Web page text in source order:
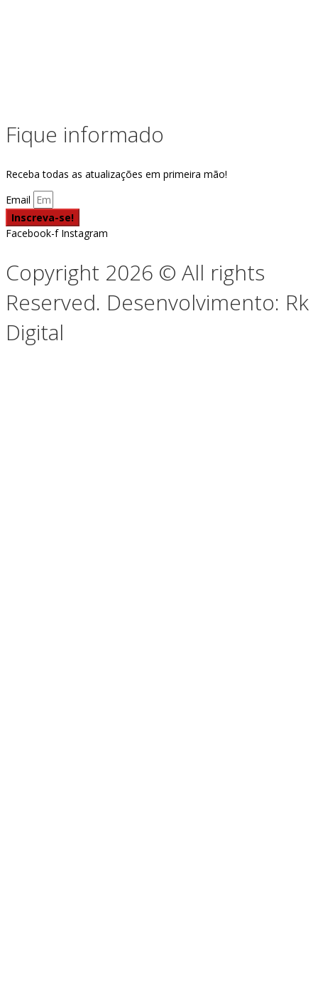
Fique informado
Receba todas as atualizações em primeira mão!
Email
Inscreva-se!
Facebook-f Instagram
Copyright 2026 © All rights
Reserved. Desenvolvimento: Rk
Digital